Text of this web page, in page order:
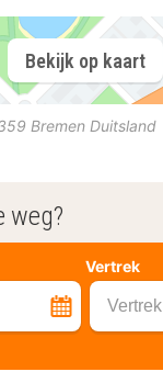
Bekijk op kaart
Bremen Duitsland
weg?
Vertrek
Vertrek